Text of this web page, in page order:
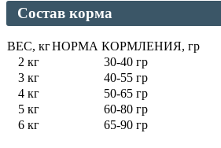
Состав корма
ВЕС, кгНОРМА КОРМЛЕНИЯ, гр
2 кг
30-40 гр
3 кг
40-55 гр
4 кг
50-65 гр
5 кг
60-80 гр
6 кг
65-90 гр